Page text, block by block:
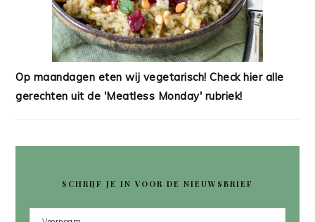
Op maandagen eten wij vegetarisch! Check hier alle
gerechten uit de 'Meatless Monday' rubriek!
SCHRIJF JE IN VOOR DE NIEUWSBRIEF